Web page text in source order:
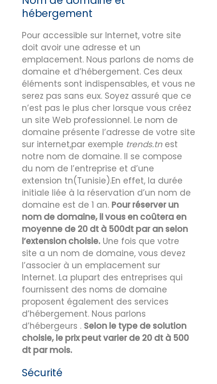
hébergement
Pour accessible sur Internet, votre site
doit avoir une adresse et un
emplacement. Nous parlons de noms de
domaine et d’hébergement. Ces deux
éléments sont indispensables, et vous ne
serez pas sans eux. Soyez assuré que ce
n’est pas le plus cher lorsque vous créez
un site Web professionnel. Le nom de
domaine présente l’adresse de votre site
sur internet,par exemple trends.tn est
notre nom de domaine. Il se compose
du nom de l’entreprise et d’une
extension tn(Tunisie).En effet, la durée
initiale liée à la réservation d’un nom de
domaine est de 1 an. Pour réserver un
nom de domaine, il vous en coûtera en
moyenne de 20 dt à 500dt par an selon
l’extension choisie. Une fois que votre
site a un nom de domaine, vous devez
l’associer à un emplacement sur
Internet. La plupart des entreprises qui
fournissent des noms de domaine
proposent également des services
d’hébergement. Nous parlons
d’hébergeurs . Selon le type de solution
choisie, le prix peut varier de 20 dt à 500
dt par mois.
Sécurité